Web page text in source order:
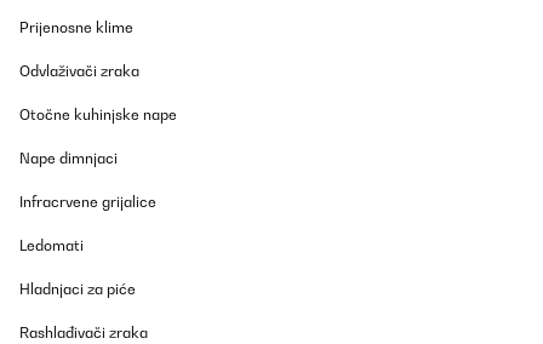
metterci 5 bottiglie da mezzo litro e frutta e brick di sotto e sulla
Prevedi
Habe den Kühlschrank für jemanden bestellt, für den Anwender
ausreichend! Mit der Kühlung sehr zufrieden und leise!
Amazon-Benutzer
Prijenosne klime
Odvlaživači zraka
Otočne kuhinjske nape
Nape dimnjaci
Infracrvene grijalice
Ledomati
Hladnjaci za piće
Rashlađivači zraka